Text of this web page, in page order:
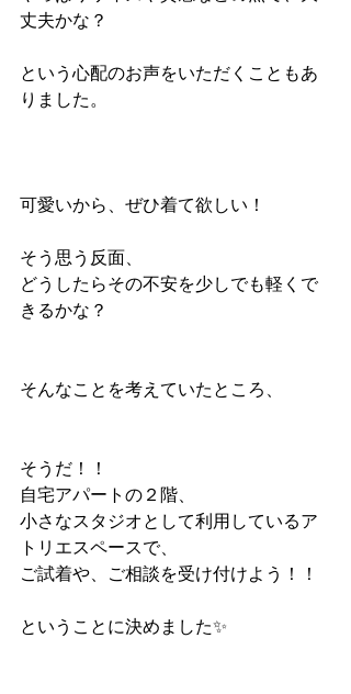
丈夫かな？
という心配のお声をいただくこともあ
りました。
可愛いから、ぜひ着て欲しい！
そう思う反面、
どうしたらその不安を少しでも軽くで
きるかな？
そんなことを考えていたところ、
そうだ！！
自宅アパートの２階、
小さなスタジオとして利用しているア
トリエスペースで、
ご試着や、ご相談を受け付けよう！！
ということに決めました✨